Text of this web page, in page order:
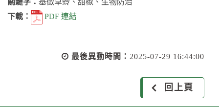
關鍵字： 基徵草蛉、甜椒、生物防治
下載：
PDF 連結
最後異動時間： 2025-07-29 16:44:00
回上頁